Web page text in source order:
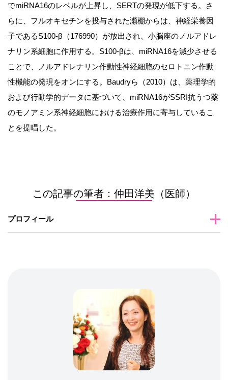
でmiRNA16のレベルが上昇し、SERTの発現が低下する。さ
らに、フルオキセチンを投与された瀬棚からは、神経栄養因
子であるS100-β（176990）が放出され、小脳座のノルアドレ
ナリン系細胞に作用する。S100-βは、miRNA16を減少させる
ことで、ノルアドレナリン作動性神経細胞のセロトニン作動
性機能の発現をオンにする。Baudryら（2010）は、薬理学的
および行動学的データに基づいて、miRNA16がSSRI抗うつ薬
のモノアミン系神経細胞における治療作用に寄与しているこ
とを提唱した。
この記事の筆者：仲田洋美（医師）
プロフィール